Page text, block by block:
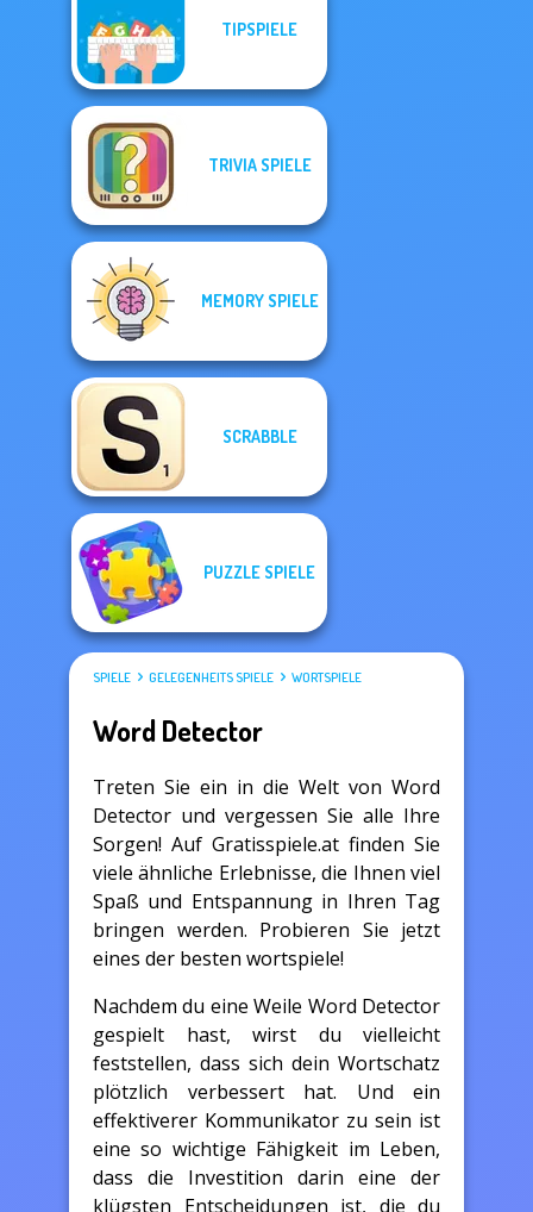
TIPSPIELE
TRIVIA SPIELE
MEMORY SPIELE
SCRABBLE
PUZZLE SPIELE
SPIELE GELEGENHEITS SPIELE WORTSPIELE
Word Detector
Treten Sie ein in die Welt von Word
Detector und vergessen Sie alle Ihre
Sorgen! Auf Gratisspiele.at finden Sie
viele ähnliche Erlebnisse, die Ihnen viel
Spaß und Entspannung in Ihren Tag
bringen werden. Probieren Sie jetzt
eines der besten wortspiele!
Nachdem du eine Weile Word Detector
gespielt hast, wirst du vielleicht
feststellen, dass sich dein Wortschatz
plötzlich verbessert hat. Und ein
effektiverer Kommunikator zu sein ist
eine so wichtige Fähigkeit im Leben,
dass die Investition darin eine der
klügsten Entscheidungen ist, die du